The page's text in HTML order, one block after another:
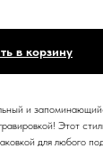
в корзину
и
Этот
для любого